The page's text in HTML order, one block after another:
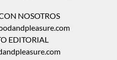
NOSOTROS
EDITORIAL